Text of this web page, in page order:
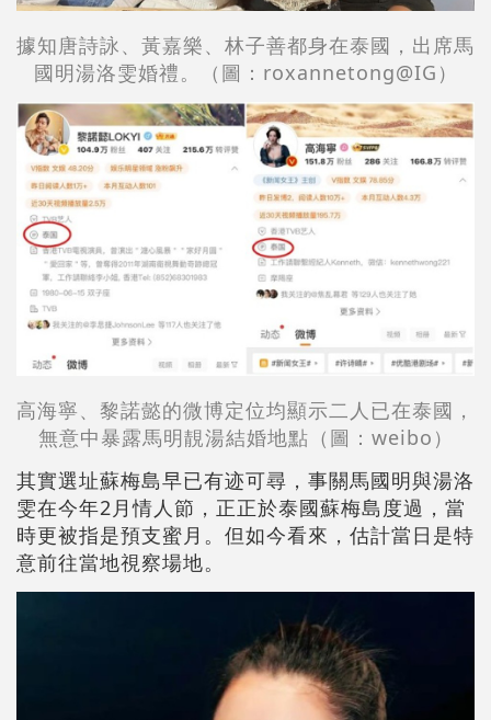
據知唐詩詠、黃嘉樂、林子善都身在泰國，出席馬
國明湯洛雯婚禮。（圖：roxannetong@IG）
高海寧、黎諾懿的微博定位均顯示二人已在泰國 ，
無意中暴露馬明靚湯結婚地點 （圖： weibo ）
其實選址蘇梅島早已有迹可尋，事關馬國明與湯洛
雯在今年2月情人節，正正於泰國蘇梅島度過，當
時更被指是預支蜜月。但如今看來，估計當日是特
意前往當地視察場地。